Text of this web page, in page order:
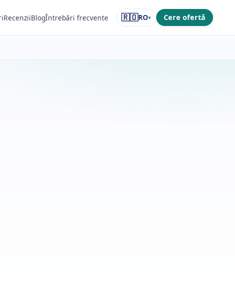
RecenziiBlogÎntrebări frecvente 🇷🇴RO▾ Cere ofertă